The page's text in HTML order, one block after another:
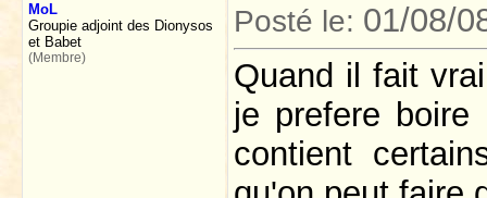
MoL
Groupie adjoint des Dionysos
et Babet
(Membre)
Posté le: 01/08/
Quand il fait
je prefere
contient